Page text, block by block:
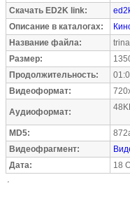
Скачать ED2K link:
Описание в каталогах:
Название файла:
Размер:
Продолжительность:
Видеоформат:
Аудиоформат:
MD5:
Видеофрагмент:
Дата:
18